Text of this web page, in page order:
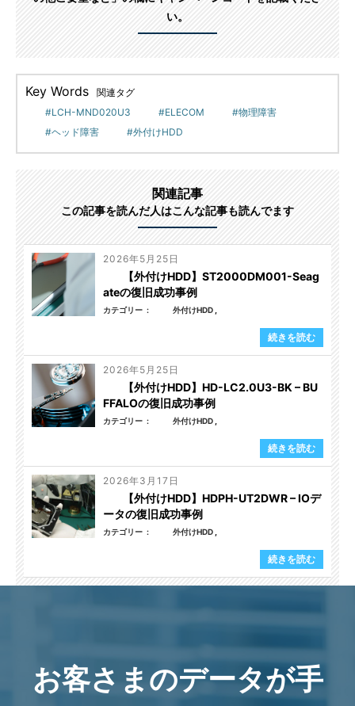
い。
Key Words
関連タグ
LCH-MND020U3
ELECOM
物理障害
ヘッド障害
外付けHDD
関連記事
この記事を読んだ人はこんな記事も読んでます
2026年5月25日
【外付けHDD】ST2000DM001-Seag
ateの復旧成功事例
カテゴリー 外付けHDD
続きを読む
2026年5月25日
【外付けHDD】HD-LC2.0U3-BK – BU
FFALOの復旧成功事例
カテゴリー 外付けHDD
続きを読む
2026年3月17日
【外付けHDD】HDPH-UT2DWR – IOデ
ータの復旧成功事例
カテゴリー 外付けHDD
続きを読む
お客さまのデータが手